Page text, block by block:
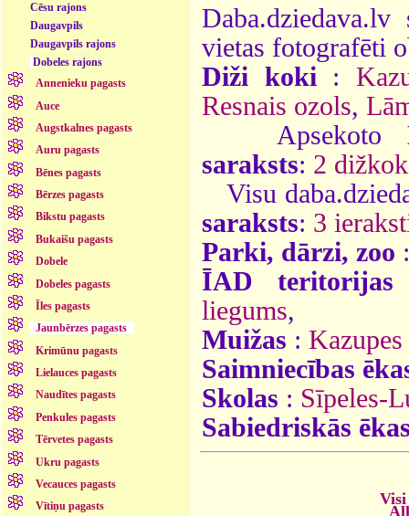
Cēsu rajons
Daugavpils
Daugavpils rajons
Dobeles rajons
Annenieku pagasts
Auce
Augstkalnes pagasts
Auru pagasts
Bēnes pagasts
Bērzes pagasts
Bikstu pagasts
Bukaišu pagasts
Dobele
Dobeles pagasts
Īles pagasts
Jaunbērzes pagasts
Krimūnu pagasts
Lielauces pagasts
Naudītes pagasts
Penkules pagasts
Tērvetes pagasts
Ukru pagasts
Vecauces pagasts
Vītiņu pagasts
vietas fotografēti
Diži koki :
Resnais ozols,
Apsekoto
saraksts: 2
Visu
saraksts: 3
Parki, dārzi, zoo
ĪAD teritorijas
liegums,
Muižas :
Saimniecības
Skolas : Sīpeles-
Sabiedriskās